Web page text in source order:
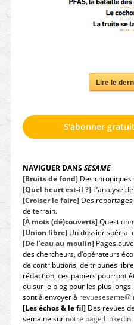
Lire le
S'abonner
NAVIGUER DANSSESAME
[Bruits de fond]Des chroniques
[Quel heurt est-il ?]L’analyse
[Croiser le faire]Des reportages
de terrain.
[À mots (dé)couverts]
[Union libre]Un dossier spécial
[De l’eau au moulin]Pages
des chercheurs, d’opérateurs
de contributions, de tribunes
rédaction, ces papiers pourront
ou sur le blog pour les plus
sont à envoyer à
[Les échos & le fil]Des revues
semaine sur notre page LinkedIn